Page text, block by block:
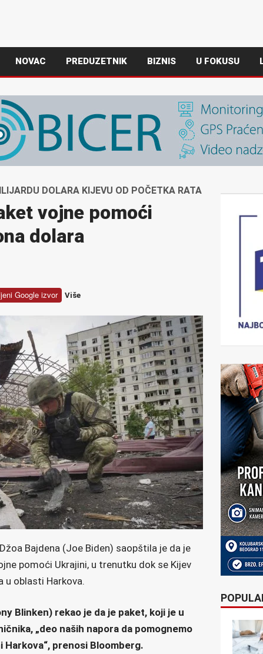
NOVAC PREDUZETNIK BIZNIS U FOKUSU
DOLARA KIJEVU OD POČETKA RATA
vojne pomoći
dolara
Google izvor Više
Bajdena (Joe Biden) saopštila je da je
pomoći Ukrajini, u trenutku dok se Kijev
u oblasti Harkova.
Blinken) rekao je da je paket, koji je u
„deo naših napora da pomognemo
Harkova“, prenosi Bloomberg.